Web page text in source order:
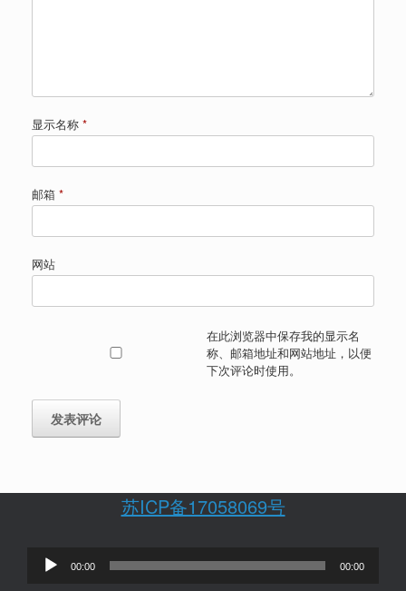
显示名称 *
邮箱 *
网站
在此浏览器中保存我的显示名
称、邮箱地址和网站地址，以便
下次评论时使用。
苏ICP备17058069号
00:00 00:00